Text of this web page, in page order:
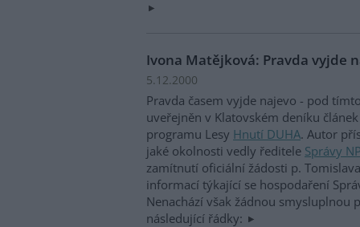
Ivona Matějková: Pravda vyjde
5.12.2000
Pravda časem vyjde najevo - pod
uveřejněn v Klatovském deníku
programu Lesy Hnutí DUHA. Autor
jaké okolnosti vedly ředitele Správy
zamítnutí oficiální žádosti p.
informací týkající se hospodaření
Nenachází však žádnou smysluplnou
následující řádky: